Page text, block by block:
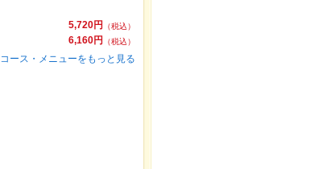
5,720円
（税込）
6,160円
（税込）
コース・メニューをもっと見る